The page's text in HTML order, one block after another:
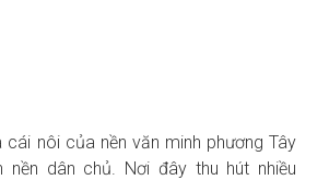
nôi của nền văn minh phương Tây
nền dân chủ. Nơi đây thu hút nhiều